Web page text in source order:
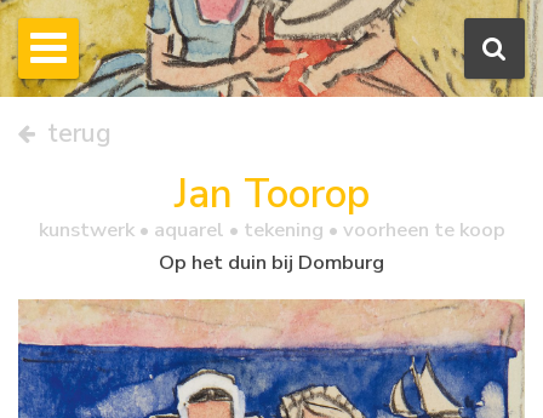
terug
Jan Toorop
kunstwerk • aquarel • tekening • voorheen te koop
Op het duin bij Domburg